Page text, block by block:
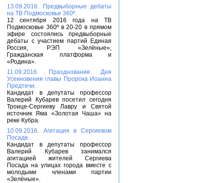
13.09.2016. Предвыборные дебаты
на ТВ Подмосковье 360º.
12 сентября 2016 года на ТВ
Подмосковье 360º в 20-20 в прямом
эфире состоялись предвыборные
дебаты с участием партий Единая
Россия, РЭП «Зелёные»,
Гражданская платформа и
«Родина».
11.09.2016. Празднование Дня
Усекновения главы Пророка Иоанна
Предтечи.
Кандидат в депутаты профессор
Валерий Кубарев посетил сегодня
Троице-Сергиеву Лавру и Святой
источник Яма «Золотая Чаша» на
реке Кубра.
10.09.2016. Агитация в Сергиевом
Посаде.
Кандидат в депутаты профессор
Валерий Кубарев занимался
агитацией жителей Сергиева
Посада на улицах города вместе с
молодыми членами партии
«Зелёные».